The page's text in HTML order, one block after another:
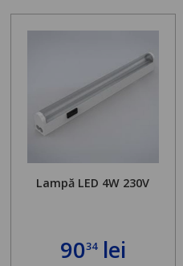
Lampă LED 4W 230V
9034lei